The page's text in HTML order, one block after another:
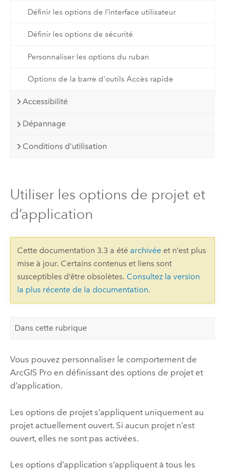
Définir les options de l’interface utilisateur
Définir les options de sécurité
Personnaliser les options du ruban
Options de la barre d'outils Accès rapide
Accessibilité
Dépannage
Conditions d'utilisation
Utiliser les options de projet et
d’application
Cette documentation 3.3 a été archivéeet n’est plus
mise à jour. Certains contenus et liens sont
susceptibles d’être obsolètes. Consultez la version
la plus récente de la documentation.
Dans cette rubrique
Vous pouvez personnaliser le comportement de
ArcGIS Proen définissant des options de projet et
d’application.
Les options de projet s’appliquent uniquement au
projet actuellement ouvert. Si aucun projet n’est
ouvert, elles ne sont pas activées.
Les options d’application s’appliquent à tous les